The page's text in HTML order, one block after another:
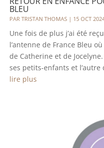
BLEU
PAR TRISTAN THOMAS | 15 OCT
Une fois de plus j’ai été
l’antenne de France Bleu
de Catherine et de
ses petits-enfants et
lire plus